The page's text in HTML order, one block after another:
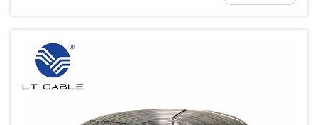
الألومنيوم المكعبة المركزية للوجه...